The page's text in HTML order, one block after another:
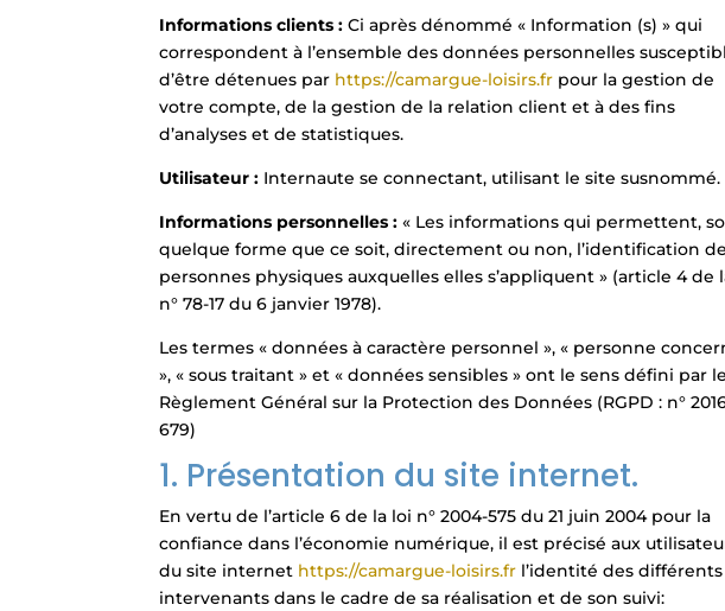
Informations clients : Ci après dénommé « Information (s) » qui
correspondent à l’ensemble des données personnelles
d’être détenues par https://camargue-loisirs.fr pour la gestion de
votre compte, de la gestion de la relation client et à des fins
d’analyses et de statistiques.
Utilisateur : Internaute se connectant, utilisant le site susnommé.
Informations personnelles : « Les informations qui permettent,
quelque forme que ce soit, directement ou non, l’identification
personnes physiques auxquelles elles s’appliquent » (article 4 de
n° 78-17 du 6 janvier 1978).
Les termes « données à caractère personnel », « personne
», « sous traitant » et « données sensibles » ont le sens défini par le
Règlement Général sur la Protection des Données (RGPD : n°
679)
1. Présentation du site internet.
En vertu de l’article 6 de la loi n° 2004-575 du 21 juin 2004 pour la
confiance dans l’économie numérique, il est précisé aux
du site internet https://camargue-loisirs.fr l’identité des différents
intervenants dans le cadre de sa réalisation et de son suivi: